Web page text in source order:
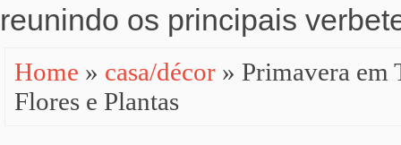
reunindo os principais
Home » casa/décor » Primavera em
Flores e Plantas